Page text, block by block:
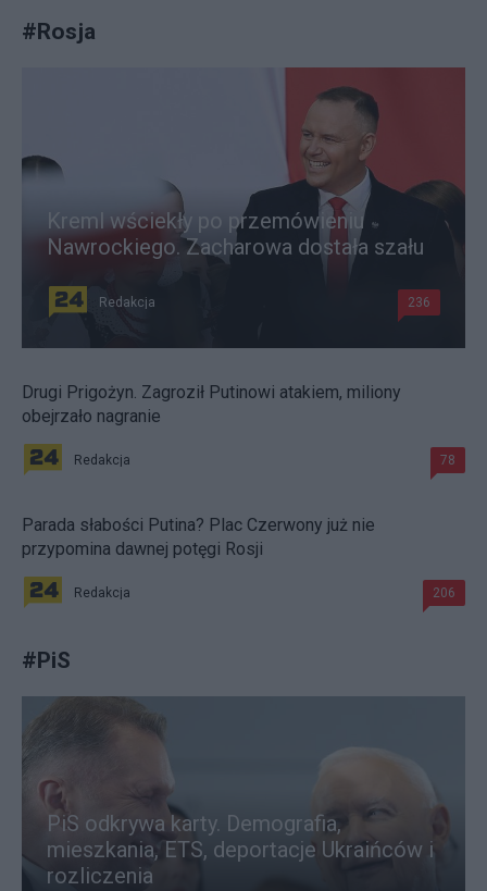
#Rosja
Kreml wściekły po przemówieniu
Nawrockiego. Zacharowa dostała szału
Redakcja 236
Drugi Prigożyn. Zagroził Putinowi atakiem, miliony
obejrzało nagranie
Redakcja 78
Parada słabości Putina? Plac Czerwony już nie
przypomina dawnej potęgi Rosji
Redakcja 206
#PiS
PiS odkrywa karty. Demografia,
mieszkania, ETS, deportacje Ukraińców i
rozliczenia